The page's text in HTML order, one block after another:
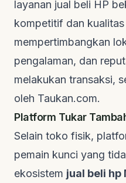
layanan jual beli HP
kompetitif dan
mempertimbangkan
pengalaman, dan
melakukan transaksi,
oleh Taukan.com.
Platform Tukar
Selain toko fisik,
pemain kunci yang
ekosistem jual beli hp